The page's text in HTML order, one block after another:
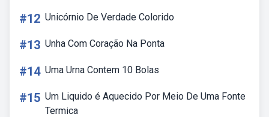
#12 Unicórnio De Verdade Colorido
#13 Unha Com Coração Na Ponta
#14 Uma Urna Contem 10 Bolas
#15 Um Liquido é Aquecido Por Meio De Uma Fonte
Termica